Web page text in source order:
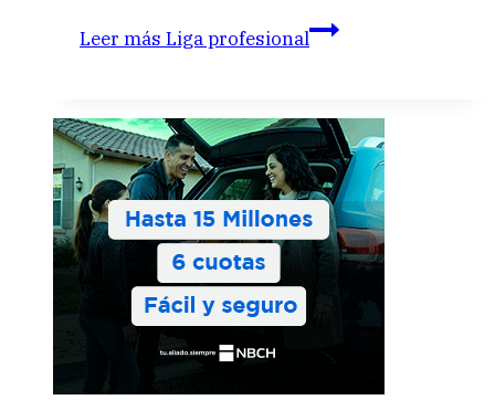
Leer más Liga profesional